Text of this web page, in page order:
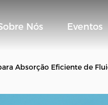
Nós Eventos
Absorção Eficiente de